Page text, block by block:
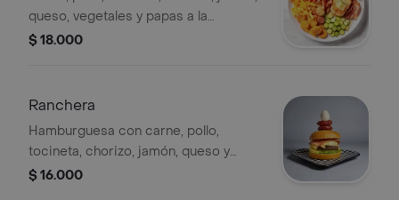
queso, vegetales y papas a la
francesa.
$ 18.000
Ranchera
Hamburguesa con carne, pollo,
tocineta, chorizo, jamón, queso y
vegetales. Incluye huevo y ripio de
$ 16.000